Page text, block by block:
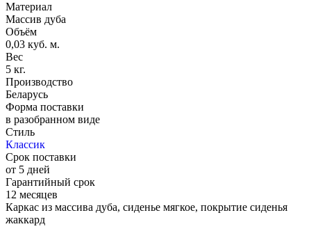
Материал
Массив дуба
Объём
0,03 куб. м.
Вес
5 кг.
Производство
Беларусь
Форма поставки
в разобранном виде
Стиль
Классик
Срок поставки
от 5 дней
Гарантийный срок
12 месяцев
Каркас из массива дуба, сиденье мягкое, покрытие сиденья
жаккард